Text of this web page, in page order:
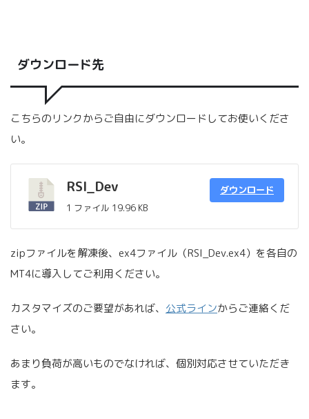
ダウンロード先
こちらのリンクからご自由にダウンロードしてお使いくださ
い。
RSI_Dev
1 ファイル 19.96 KB
ダウンロード
zipファイルを解凍後、ex4ファイル（RSI_Dev.ex4）を各自の
MT4に導入してご利用ください。
カスタマイズのご要望があれば、 公式ラインからご連絡くだ
さい。
あまり負荷が高いものでなければ、個別対応させていただき
ます。